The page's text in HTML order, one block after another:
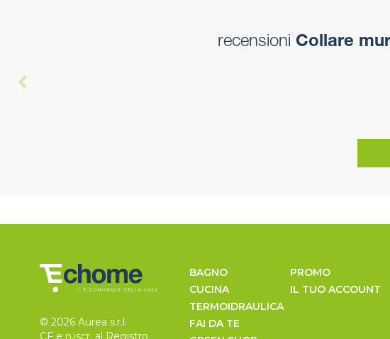
recensioni Collare
© 2026 Aurea s.r.l.
CF e n.iscr. al Registro
BAGNO
CUCINA
TERMOIDRAULICA
FAI DA TE
PROMO
IL TUO ACCOUNT